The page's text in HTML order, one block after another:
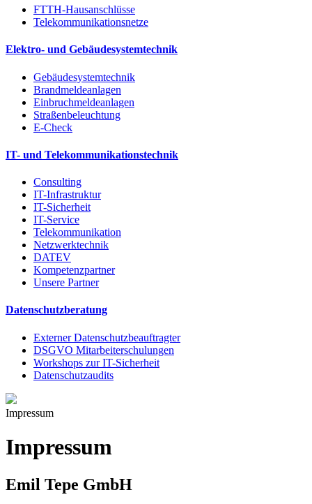
FTTH-Hausanschlüsse
Telekommunikationsnetze
Elektro- und Gebäudesystemtechnik
Gebäudesystemtechnik
Brandmeldeanlagen
Einbruchmeldeanlagen
Straßenbeleuchtung
E-Check
IT- und Telekommunikationstechnik
Consulting
IT-Infrastruktur
IT-Sicherheit
IT-Service
Telekommunikation
Netzwerktechnik
DATEV
Kompetenzpartner
Unsere Partner
Datenschutzberatung
Externer Datenschutzbeauftragter
DSGVO Mitarbeiterschulungen
Workshops zur IT-Sicherheit
Datenschutzaudits
Impressum
Impressum
Emil Tepe GmbH